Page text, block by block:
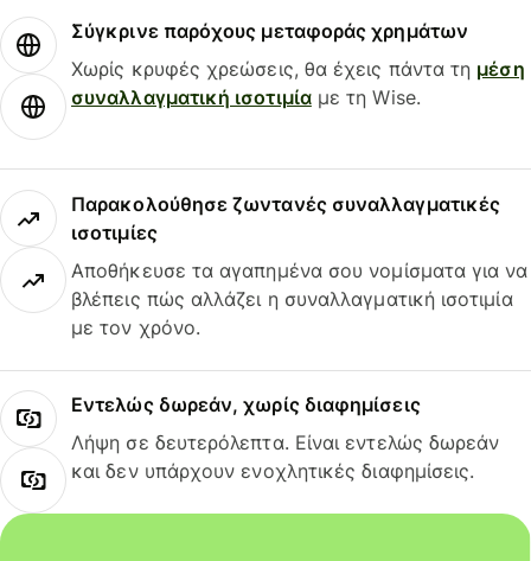
Σύγκρινε παρόχους μεταφοράς χρημάτων
Χωρίς κρυφές χρεώσεις, θα έχεις πάντα τη μέση
συναλλαγματική ισοτιμίαμε τη Wise.
Παρακολούθησε ζωντανές συναλλαγματικές
ισοτιμίες
Αποθήκευσε τα αγαπημένα σου νομίσματα για να
βλέπεις πώς αλλάζει η συναλλαγματική ισοτιμία
με τον χρόνο.
Εντελώς δωρεάν, χωρίς διαφημίσεις
Λήψη σε δευτερόλεπτα. Είναι εντελώς δωρεάν
και δεν υπάρχουν ενοχλητικές διαφημίσεις.